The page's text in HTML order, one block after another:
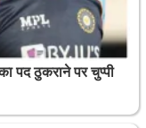
पद ठुकराने पर चुप्पी